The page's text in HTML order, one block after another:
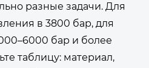
разные задачи. Для
в 3800 бар, для
бар и более
таблицу: материал,